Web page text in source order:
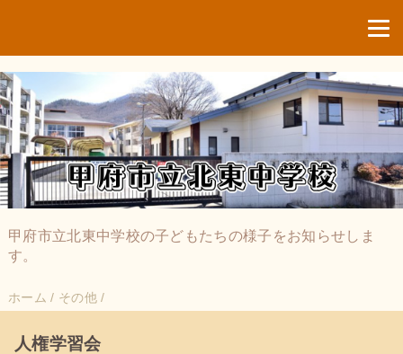
甲府市立北東中学校の子どもたちの様子をお知らせしま
す。
ホーム / その他/
人権学習会